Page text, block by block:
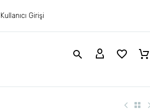
Kullanıcı Girişi